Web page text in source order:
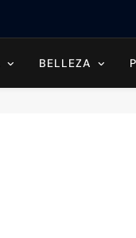
Zendaya
BELLEZA